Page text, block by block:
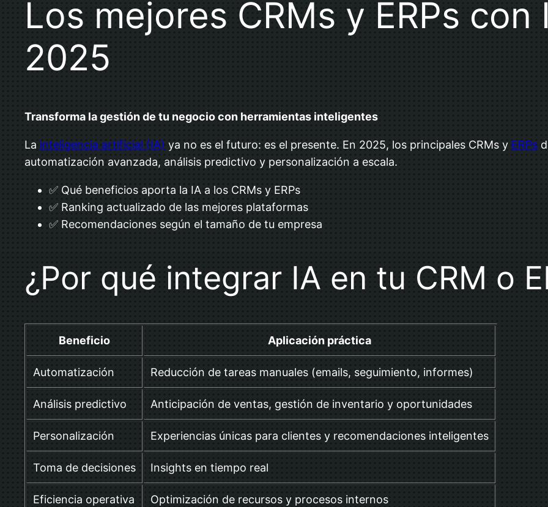
Los mejores CRMs y ERPs
2025
Transforma la gestión de tu negocio con herramientas inteligentes
La inteligencia artificial (IA) ya no es el futuro: es el presente. En 2025, los principales CRMs y ERPs
automatización avanzada, análisis predictivo y personalización a escala.
✅ Qué beneficios aporta la IA a los CRMs y ERPs
✅ Ranking actualizado de las mejores plataformas
✅ Recomendaciones según el tamaño de tu empresa
¿Por qué integrar IA en tu CRM o
Beneficio Aplicación práctica
Automatización Reducción de tareas manuales (emails, seguimiento, informes)
Análisis predictivo Anticipación de ventas, gestión de inventario y oportunidades
Personalización Experiencias únicas para clientes y recomendaciones inteligentes
Toma de decisiones Insights en tiempo real
Eficiencia operativa Optimización de recursos y procesos internos